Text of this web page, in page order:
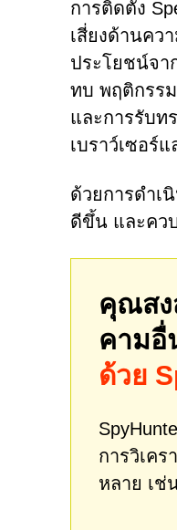
การติดตั้ง
เสี่ยงด้านคว
ประโยชน์จา
ทบ พฤติกรรม
และการรับท
เบราว์เซอร์
ด้วยการดำเ
ดีขึ้น และคว
คุณสง
คามอื่
ด้วย
การวิเค
หลาย เช่